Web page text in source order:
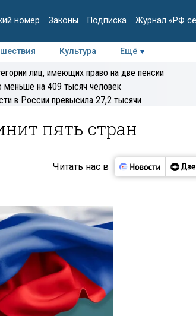
номер Законы Подписка Журнал «РФ
Культура
Ещё
Интервью Колумнисты
лиц, имеющих право на две пенсии
меньше на 409 тысяч человек
в России превысила 27,2 тысячи
пять стран
Читать нас в